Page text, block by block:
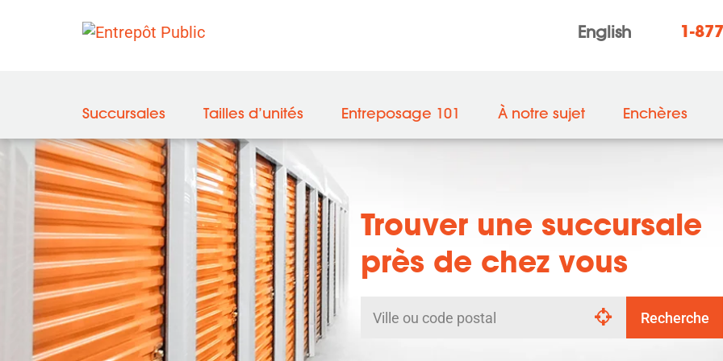
English 1-
Succursales Tailles d’unités Entreposage 101 À notre sujet Enchères
Trouver une succursale
près de chez vous
par
Recherche